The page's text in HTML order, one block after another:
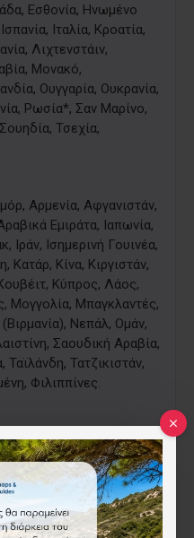
Εσθονία, Ηνωμένο
Ιταλία, Κροατία,
Λιχτενστάιν,
Μονακό,
Ουγγαρία, Ουκρανία,
Ρωσία*, Σαν Μαρίνο,
Τσεχία,
Αρμενία, Αφγανιστάν,
Εμιράτα, Ιαπωνία,
Ιράν, Ισημερινή Γουινέα,
Κατάρ, Κίνα, Κιργιστάν,
Κύπρος, Λάος,
Μογγολία, Μπαγκλαντές,
Νεπάλ, Ομάν,
Σαουδική Αραβία,
Τατζικιστάν,
Φιλιππίνες.
Αγκόλα, Ακτή
Γκάνα, Γουινέα,
Ζιμπάμπουε,
Κένυα, Κεντροαφρικανική
(Δημοκρατία), Κονγκό